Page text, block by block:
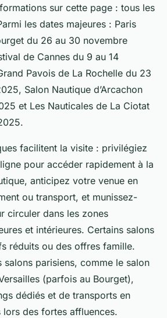
sur cette page : tous les
les dates majeures : Paris
du 26 au 30 novembre
de Cannes du 9 au 14
Pavois de La Rochelle du 23
Salon Nautique d’Arcachon
et Les Nauticales de La Ciotat
facilitent la visite : privilégiez
pour accéder rapidement à la
anticipez votre venue en
ou transport, et munissez-
circuler dans les zones
et intérieures. Certains salons
réduits ou des offres famille.
salons parisiens, comme le salon
(parfois au Bourget),
dédiés et de transports en
des fortes affluences.